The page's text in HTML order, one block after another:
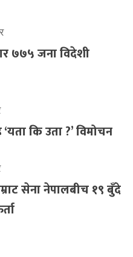
७७५ जना विदेशी
कि उता ?’ विमोचन
सेना नेपालबीच १९ बुँदे